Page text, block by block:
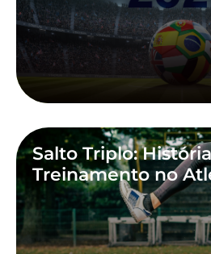
Salto Triplo:
Treinamento no